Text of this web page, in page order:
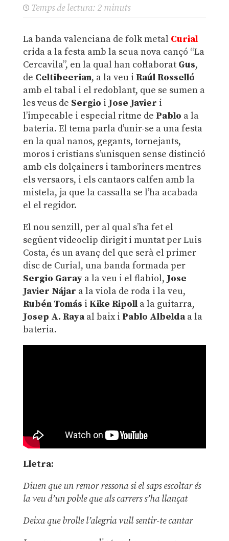
Temps de lectura: 2 minuts
La banda valenciana de folk metal Curial
crida a la festa amb la seua nova cançó “La
Cercavila”, en la qual han col·laborat Gus,
de Celtibeerian, a la veu i Raúl Rosselló
amb el tabal i el redoblant, que se sumen a
les veus de Sergio i Jose Javier i
l’impecable i especial ritme de Pablo a la
bateria. El tema parla d’unir-se a una festa
en la qual nanos, gegants, tornejants,
moros i cristians s’unisquen sense distinció
amb els dolçainers i tamboriners mentres
els versaors, i els cantaors calfen amb la
mistela, ja que la cassalla se l’ha acabada
el el regidor.
El nou senzill, per al qual s’ha fet el
següent videoclip dirigit i muntat per Luis
Costa, és un avanç del que serà el primer
disc de Curial, una banda formada per
Sergio Garaya la veu i el flabiol, Jose
Javier Nájar a la viola de roda i la veu,
Rubén Tomás i Kike Ripolla la guitarra,
Josep A. Rayaal baix i Pablo Albeldaa la
bateria.
Lletra:
Diuen que un remor ressonasi el saps escoltar és
la veu d’un poble que als carrers s’ha llançat
Deixa que brolle l’alegria vull sentir-te cantar